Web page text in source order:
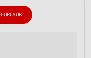
URLAUB